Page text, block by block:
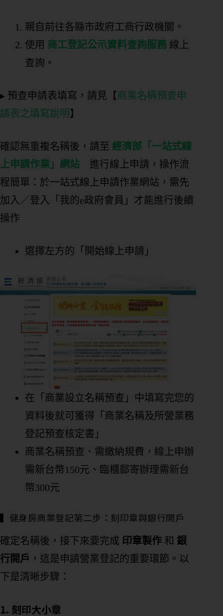
親自前往各縣市政府工商行政機關。
使用 商工登記公示資料查詢服務 線上
查詢。
▸ 預查申請表填寫，請見【商業名稱預查申
請表之填寫說明 】
確認無重複名稱後，請至 經濟部「一站式線
上申請作業」網站 進行線上申請，操作流
程簡單：於一站式線上申請作業網站，需先
加入／登入「我的e政府會員」才能進行後續
操作
選擇左方的「開始線上申請」
在「商業設立名稱預查」中填寫完您的
資料後就可獲得「商業名稱及所營業務
登記預查核定書」
商業名稱預查、需繳納規費，線上申辦
需新台幣150元、臨櫃郵寄辦理需新台
幣300元
▍健身房商業登記第二步：刻印章與銀行開戶
確定名稱後，接下來要完成 印章製作 和 銀
行開戶 ，這是申請營業登記的重要環節。以
下是清晰步驟：
1. 刻印大小章